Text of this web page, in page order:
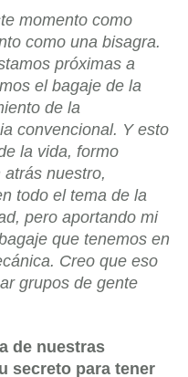
momento como
como una bisagra.
próximas a
el bagaje de la
de la
convencional. Y esto
la vida, formo
nuestro,
todo el tema de la
pero aportando mi
que tenemos en
Creo que eso
grupos de gente
de nuestras
secreto para tener